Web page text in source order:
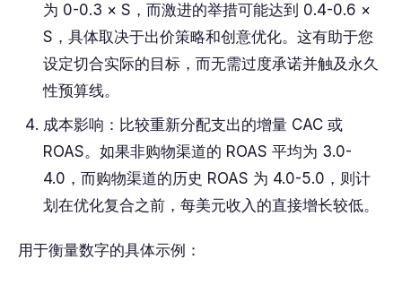
为 0-0.3 × S，而激进的举措可能达到 0.4-0.6 ×
S，具体取决于出价策略和创意优化。这有助于您
设定切合实际的目标，而无需过度承诺并触及永久
性预算线。
成本影响：比较重新分配支出的增量 CAC 或
ROAS。如果非购物渠道的 ROAS 平均为 3.0-
4.0，而购物渠道的历史 ROAS 为 4.0-5.0，则计
划在优化复合之前，每美元收入的直接增长较低。
用于衡量数字的具体示例：